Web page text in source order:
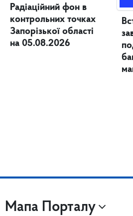
Радіаційний фон в
контрольних точках
Запорізької області
на 05.08.2026
Мапа Порталу